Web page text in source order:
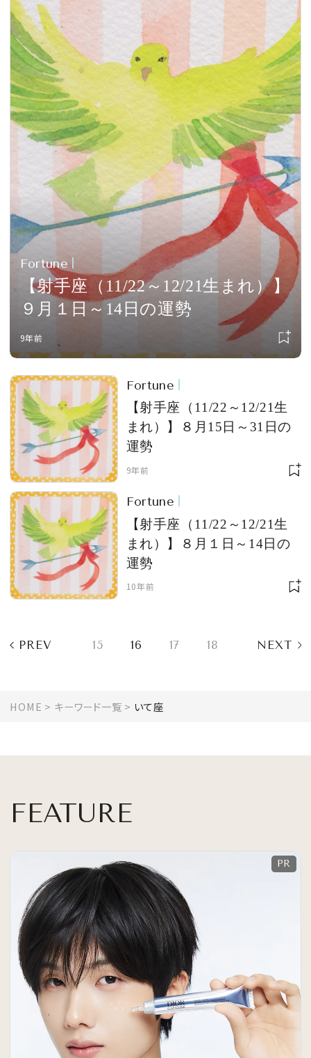
Fortune
【射手座（11/22～12/21生まれ）】
９月１日～14日の運勢
9年前
Fortune
【射手座（11/22～12/21生
まれ）】８月15日～31日の
運勢
9年前
Fortune
【射手座（11/22～12/21生
まれ）】８月１日～14日の
運勢
10年前
PREV 15 16 17 18 NEXT
HOME キーワード一覧 いて座
FEATURE